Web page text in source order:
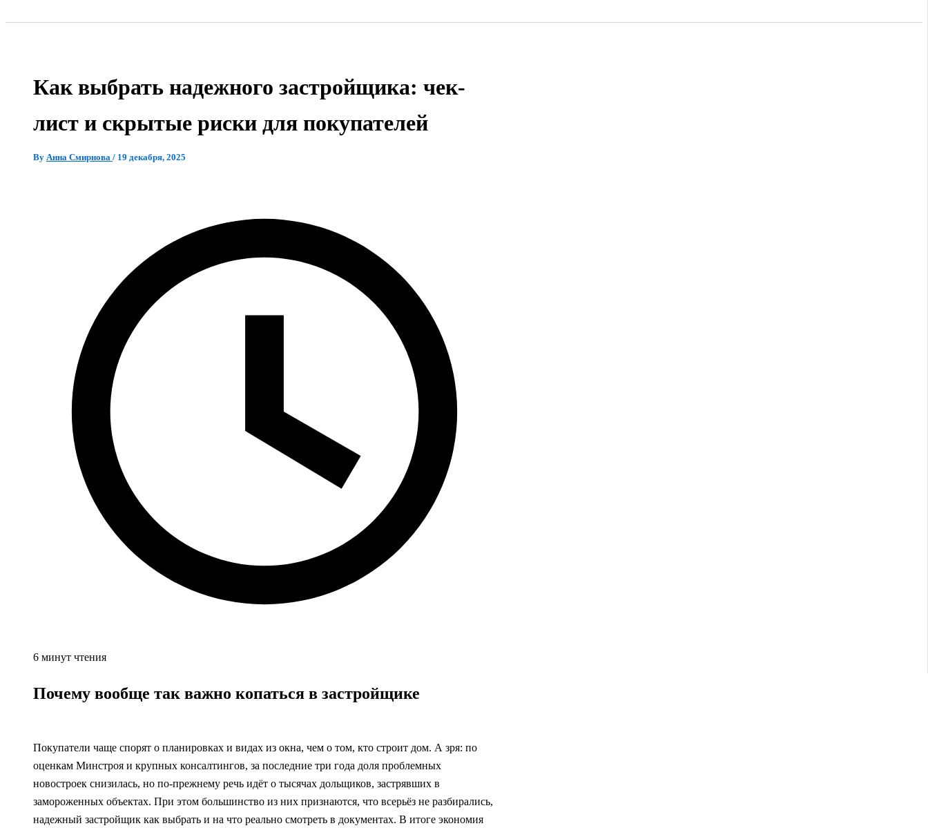
Как выбрать надежного застройщика: чек-
лист и скрытые риски для покупателей
By Анна Смирнова / 19 декабря, 2025
6 минут чтения
Почему вообще так важно копаться в застройщике
Покупатели чаще спорят о планировках и видах из окна, чем о том, кто строит дом. А зря: по
оценкам Минстроя и крупных консалтингов, за последние три года доля проблемных
новостроек снизилась, но по‑прежнему речь идёт о тысячах дольщиков, застрявших в
замороженных объектах. При этом большинство из них признаются, что всерьёз не разбирались,
надежный застройщик как выбрать и на что реально смотреть в документах. В итоге экономия